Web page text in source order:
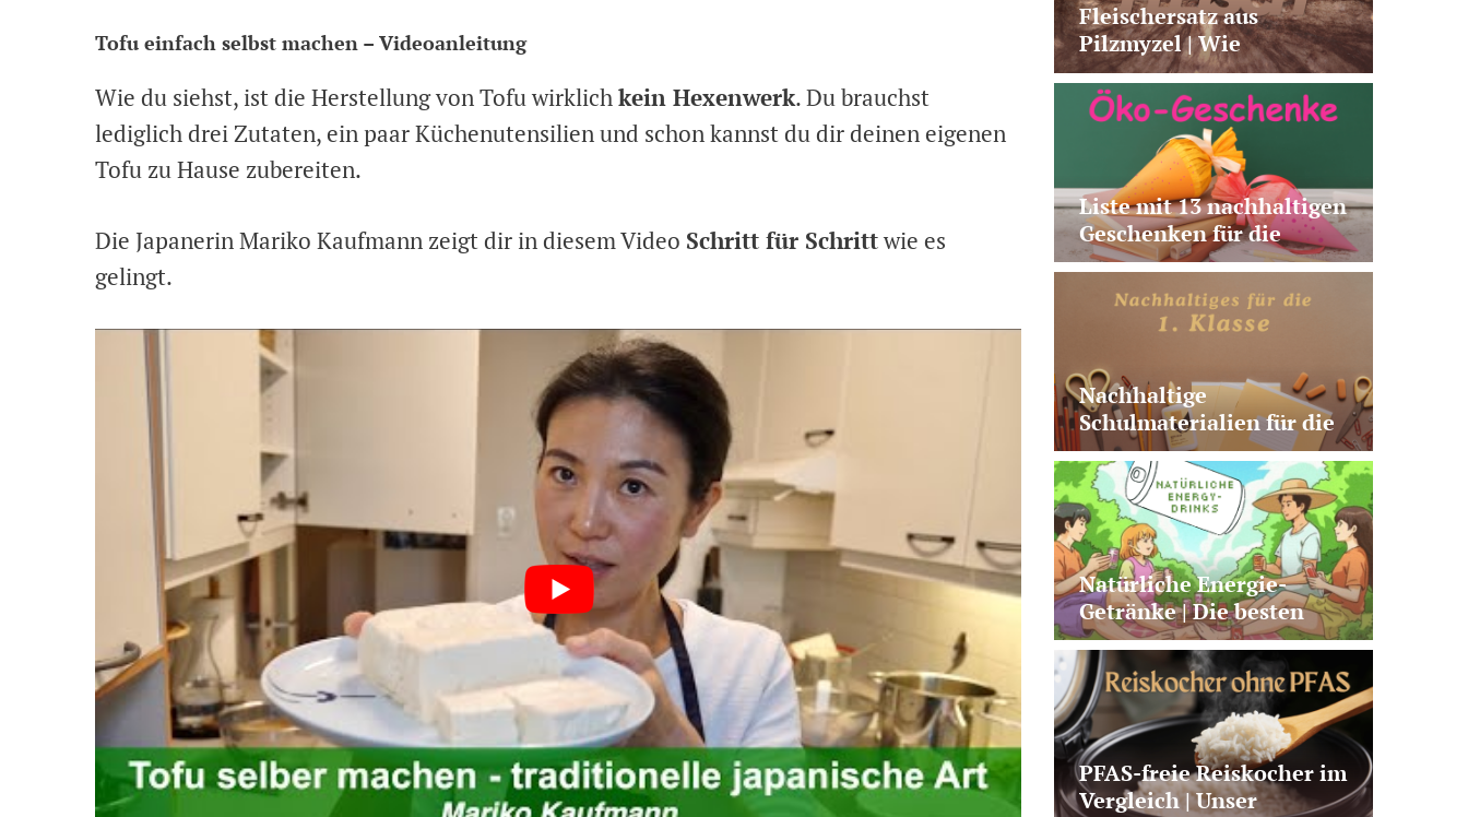
Tofu einfach selbst machen – Videoanleitung
Wie du siehst, ist die Herstellung von Tofu wirklichkein Hexenwerk. Du brauchst
lediglich drei Zutaten, ein paar Küchenutensilien und schon kannst du dir deinen eigenen
Tofu zu Hause zubereiten.
Die Japanerin Mariko Kaufmann zeigt dir in diesem Video Schritt für Schrittwie es
gelingt.
Fleischersatz aus
Pilzmyzel | Wie
Fermentation neue
Alternativen möglich
macht
Liste mit 13 nachhaltigen
Geschenken für die
Schultüte | plastikfrei,
vegan, nützlich, fairtrade
Nachhaltige
Schulmaterialien für die
1. Klasse | 10 sinnvolle
Produkte
Natürliche Energie-
Getränke | Die besten
Alternativen zu Kaffee +
klassischen Energy
Drinks
PFAS-freie Reiskocher im
Vergleich | Unser